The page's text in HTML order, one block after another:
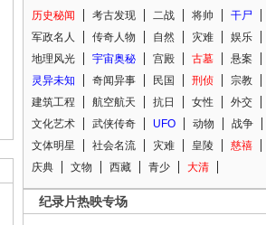
历史秘闻 考古发现 二战 将帅
干尸
军政名人
传奇人物 自然 灾难
娱乐
地理风光
宇宙奥秘 宫殿 古墓
悬案
灵异未知
奇闻异事 民国 刑侦
宗教
建筑工程
航空航天 抗日 女性
外交
文化艺术
武侠传奇 UFO 动物
战争
文体明星
社会名流 灾难 皇陵 慈禧
庆典
文物 西藏 青少 大清
纪录片热映专场